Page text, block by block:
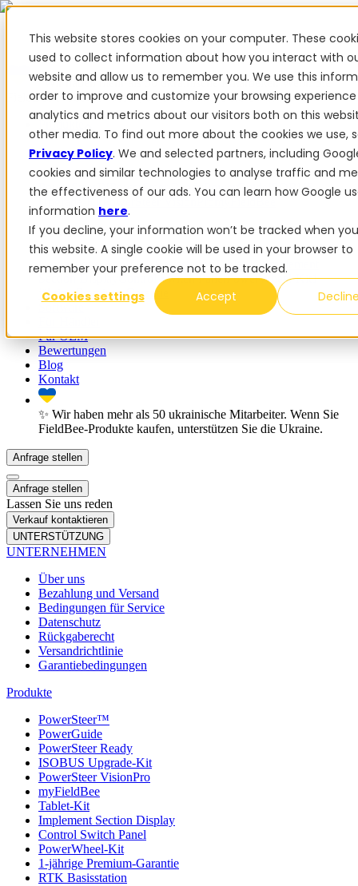
This website stores cookies on your computer. These
used to collect information about how you interact with
website and allow us to remember you. We use this
order to improve and customize your browsing
analytics and metrics about our visitors both on this
other media. To find out more about the cookies we use,
Privacy Policy. We and selected partners, including
cookies and similar technologies to analyse traffic and
the effectiveness of our ads. You can learn how Google
information here.
If you decline, your information won’t be tracked when
this website. A single cookie will be used in your browser to
remember your preference not to be tracked.
Cookies settings
Accept
✨ Wir haben mehr als 50 ukrainische Mitarbeiter. Wenn Sie
FieldBee-Produkte kaufen, unterstützen Sie die Ukraine.
Produkte
Produkte
PowerSteer™PowerSteer ReadyPowerGuideISOBUS
Add-ons
Navigations-AppRTK BasisstationTablet-KitImplement
Section Display
Control Switch PanelPowerWheel-Kit1-
jährige Premium-Garantie
Für OEM
Bewertungen
Blog
Kontakt
✨ Wir haben mehr als 50 ukrainische Mitarbeiter. Wenn Sie
FieldBee-Produkte kaufen, unterstützen Sie die Ukraine.
Anfrage stellen
Anfrage stellen
Lassen Sie uns reden
Verkauf kontaktieren
UNTERSTÜTZUNG
UNTERNEHMEN
Über uns
Bezahlung und Versand
Bedingungen für Service
Datenschutz
Rückgaberecht
Versandrichtlinie
Garantiebedingungen
Produkte
PowerSteer™
PowerGuide
PowerSteer Ready
ISOBUS Upgrade-Kit
PowerSteer VisionPro
myFieldBee
Tablet-Kit
Implement Section Display
Control Switch Panel
PowerWheel-Kit
1-jährige Premium-Garantie
RTK Basisstation